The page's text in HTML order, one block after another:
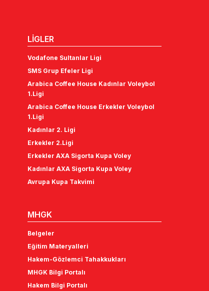
LİGLER
Vodafone Sultanlar Ligi
SMS Grup Efeler Ligi
Arabica Coffee House Kadınlar Voleybol
1.Ligi
Arabica Coffee House Erkekler Voleybol
1.Ligi
Kadınlar 2. Ligi
Erkekler 2.Ligi
Erkekler AXA Sigorta Kupa Voley
Kadınlar AXA Sigorta Kupa Voley
Avrupa Kupa Takvimi
MHGK
Belgeler
Eğitim Materyalleri
Hakem-Gözlemci Tahakkukları
MHGK Bilgi Portalı
Hakem Bilgi Portalı